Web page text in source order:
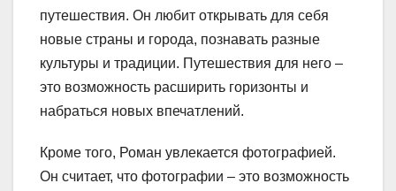
путешествия. Он любит открывать для себя
новые страны и города, познавать разные
культуры и традиции. Путешествия для него –
это возможность расширить горизонты и
набраться новых впечатлений.
Кроме того, Роман увлекается фотографией.
Он считает, что фотографии – это возможность